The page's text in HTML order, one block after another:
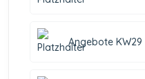
Angebote KW29